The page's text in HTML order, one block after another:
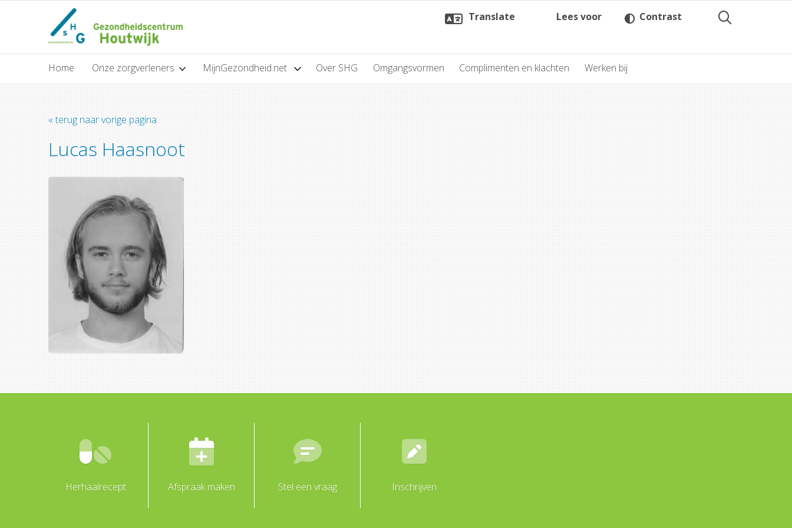
Translate Lees voor Contrast
Home Onze zorgverleners MijnGezondheid.net Over SHG Omgangsvormen Complimenten en klachten Werken bij
« terug naar vorige pagina
Lucas Haasnoot
Herhaalrecept Afspraak maken Stel een vraag Inschrijven